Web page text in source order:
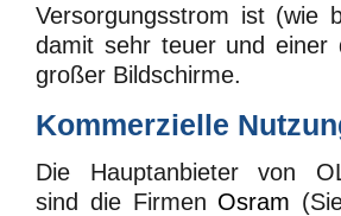
Versorgungsstrom ist (wie
damit sehr teuer und einer
großer Bildschirme.
Kommerzielle
Die Hauptanbieter von
sind die Firmen Osram